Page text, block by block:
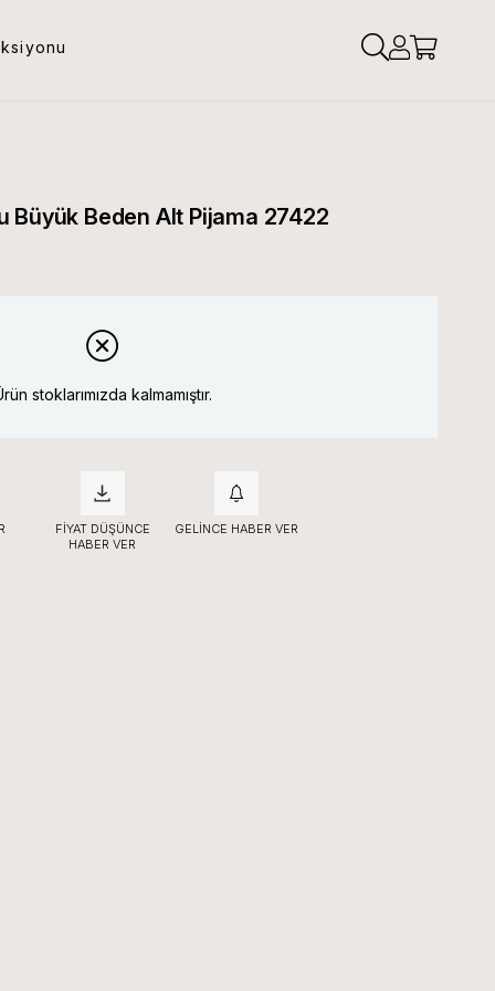
Büyük Beden Alt Pijama 27422
stoklarımızda kalmamıştır.
FIYAT DÜŞÜNCE
HABER VER
GELINCE HABER VER